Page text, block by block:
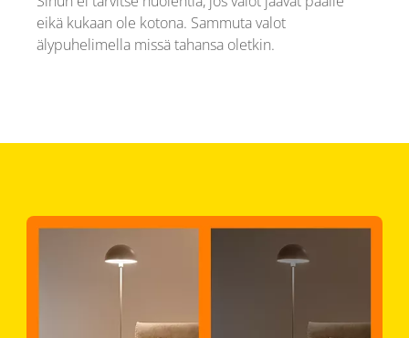
eikä kukaan ole kotona. Sammuta valot
älypuhelimella missä tahansa oletkin.